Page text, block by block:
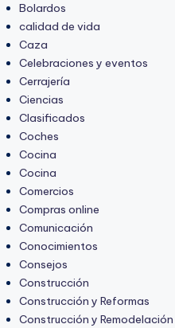
Bolardos
calidad de vida
Caza
Celebraciones y eventos
Cerrajería
Ciencias
Clasificados
Coches
Cocina
Cocina
Comercios
Compras online
Comunicación
Conocimientos
Consejos
Construcción
Construcción y Reformas
Construcción y Remodelación